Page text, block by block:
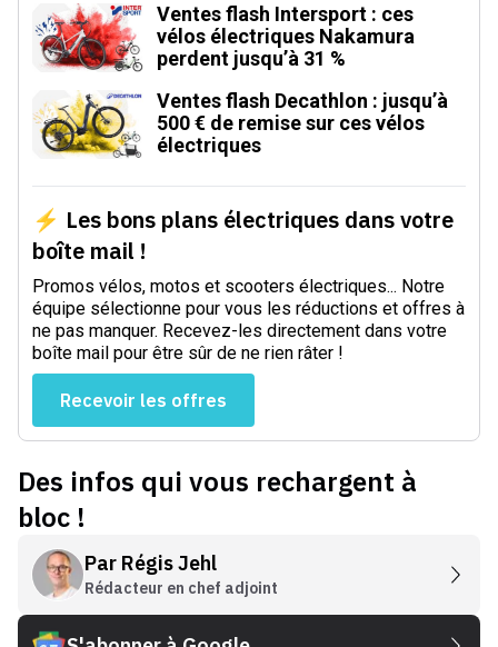
Ventes flash Intersport : ces
vélos électriques Nakamura
perdent jusqu’à 31 %
Ventes flash Decathlon : jusqu’à
500 € de remise sur ces vélos
électriques
⚡ Les bons plans électriques dans votre
boîte mail !
Promos vélos, motos et scooters électriques... Notre
équipe sélectionne pour vous les réductions et offres à
ne pas manquer. Recevez-les directement dans votre
boîte mail pour être sûr de ne rien râter !
Recevoir les offres
Des infos qui vous rechargent à
bloc !
Par Régis Jehl
Rédacteur en chef adjoint